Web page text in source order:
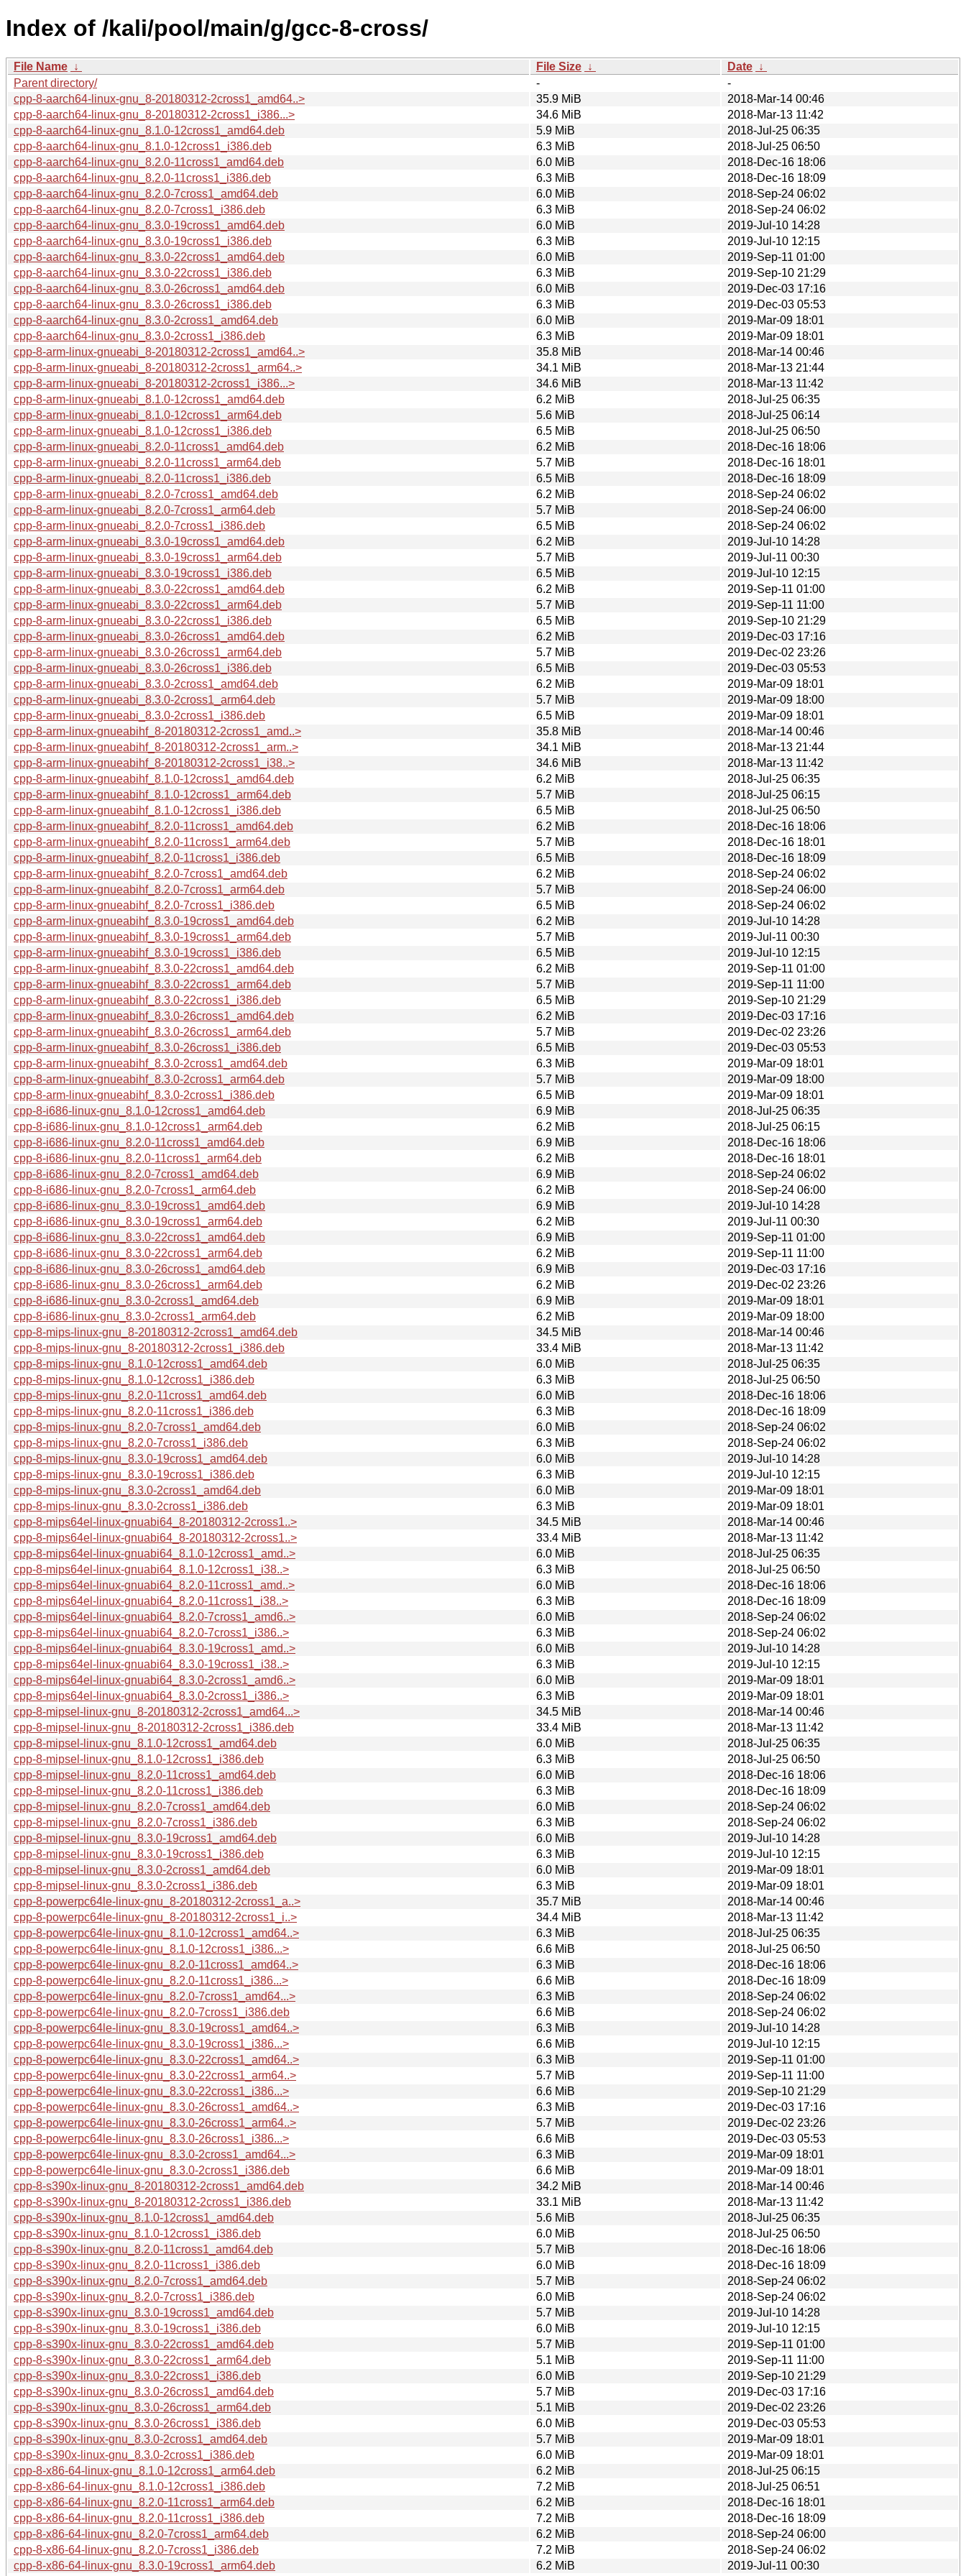
Index of /kali/pool/main/g/gcc-8-cross/
File Name ↓ File Size ↓ Date ↓
Parent directory/
-
-
cpp-8-aarch64-linux-gnu_8-20180312-2cross1_amd64..>
35.9 MiB
2018-Mar-14 00:46
cpp-8-aarch64-linux-gnu_8-20180312-2cross1_i386...>
34.6 MiB
2018-Mar-13 11:42
cpp-8-aarch64-linux-gnu_8.1.0-12cross1_amd64.deb
5.9 MiB
2018-Jul-25 06:35
cpp-8-aarch64-linux-gnu_8.1.0-12cross1_i386.deb
6.3 MiB
2018-Jul-25 06:50
cpp-8-aarch64-linux-gnu_8.2.0-11cross1_amd64.deb
6.0 MiB
2018-Dec-16 18:06
cpp-8-aarch64-linux-gnu_8.2.0-11cross1_i386.deb
6.3 MiB
2018-Dec-16 18:09
cpp-8-aarch64-linux-gnu_8.2.0-7cross1_amd64.deb
6.0 MiB
2018-Sep-24 06:02
cpp-8-aarch64-linux-gnu_8.2.0-7cross1_i386.deb
6.3 MiB
2018-Sep-24 06:02
cpp-8-aarch64-linux-gnu_8.3.0-19cross1_amd64.deb
6.0 MiB
2019-Jul-10 14:28
cpp-8-aarch64-linux-gnu_8.3.0-19cross1_i386.deb
6.3 MiB
2019-Jul-10 12:15
cpp-8-aarch64-linux-gnu_8.3.0-22cross1_amd64.deb
6.0 MiB
2019-Sep-11 01:00
cpp-8-aarch64-linux-gnu_8.3.0-22cross1_i386.deb
6.3 MiB
2019-Sep-10 21:29
cpp-8-aarch64-linux-gnu_8.3.0-26cross1_amd64.deb
6.0 MiB
2019-Dec-03 17:16
cpp-8-aarch64-linux-gnu_8.3.0-26cross1_i386.deb
6.3 MiB
2019-Dec-03 05:53
cpp-8-aarch64-linux-gnu_8.3.0-2cross1_amd64.deb
6.0 MiB
2019-Mar-09 18:01
cpp-8-aarch64-linux-gnu_8.3.0-2cross1_i386.deb
6.3 MiB
2019-Mar-09 18:01
cpp-8-arm-linux-gnueabi_8-20180312-2cross1_amd64..>
35.8 MiB
2018-Mar-14 00:46
cpp-8-arm-linux-gnueabi_8-20180312-2cross1_arm64..>
34.1 MiB
2018-Mar-13 21:44
cpp-8-arm-linux-gnueabi_8-20180312-2cross1_i386...>
34.6 MiB
2018-Mar-13 11:42
cpp-8-arm-linux-gnueabi_8.1.0-12cross1_amd64.deb
6.2 MiB
2018-Jul-25 06:35
cpp-8-arm-linux-gnueabi_8.1.0-12cross1_arm64.deb
5.6 MiB
2018-Jul-25 06:14
cpp-8-arm-linux-gnueabi_8.1.0-12cross1_i386.deb
6.5 MiB
2018-Jul-25 06:50
cpp-8-arm-linux-gnueabi_8.2.0-11cross1_amd64.deb
6.2 MiB
2018-Dec-16 18:06
cpp-8-arm-linux-gnueabi_8.2.0-11cross1_arm64.deb
5.7 MiB
2018-Dec-16 18:01
cpp-8-arm-linux-gnueabi_8.2.0-11cross1_i386.deb
6.5 MiB
2018-Dec-16 18:09
cpp-8-arm-linux-gnueabi_8.2.0-7cross1_amd64.deb
6.2 MiB
2018-Sep-24 06:02
cpp-8-arm-linux-gnueabi_8.2.0-7cross1_arm64.deb
5.7 MiB
2018-Sep-24 06:00
cpp-8-arm-linux-gnueabi_8.2.0-7cross1_i386.deb
6.5 MiB
2018-Sep-24 06:02
cpp-8-arm-linux-gnueabi_8.3.0-19cross1_amd64.deb
6.2 MiB
2019-Jul-10 14:28
cpp-8-arm-linux-gnueabi_8.3.0-19cross1_arm64.deb
5.7 MiB
2019-Jul-11 00:30
cpp-8-arm-linux-gnueabi_8.3.0-19cross1_i386.deb
6.5 MiB
2019-Jul-10 12:15
cpp-8-arm-linux-gnueabi_8.3.0-22cross1_amd64.deb
6.2 MiB
2019-Sep-11 01:00
cpp-8-arm-linux-gnueabi_8.3.0-22cross1_arm64.deb
5.7 MiB
2019-Sep-11 11:00
cpp-8-arm-linux-gnueabi_8.3.0-22cross1_i386.deb
6.5 MiB
2019-Sep-10 21:29
cpp-8-arm-linux-gnueabi_8.3.0-26cross1_amd64.deb
6.2 MiB
2019-Dec-03 17:16
cpp-8-arm-linux-gnueabi_8.3.0-26cross1_arm64.deb
5.7 MiB
2019-Dec-02 23:26
cpp-8-arm-linux-gnueabi_8.3.0-26cross1_i386.deb
6.5 MiB
2019-Dec-03 05:53
cpp-8-arm-linux-gnueabi_8.3.0-2cross1_amd64.deb
6.2 MiB
2019-Mar-09 18:01
cpp-8-arm-linux-gnueabi_8.3.0-2cross1_arm64.deb
5.7 MiB
2019-Mar-09 18:00
cpp-8-arm-linux-gnueabi_8.3.0-2cross1_i386.deb
6.5 MiB
2019-Mar-09 18:01
cpp-8-arm-linux-gnueabihf_8-20180312-2cross1_amd..>
35.8 MiB
2018-Mar-14 00:46
cpp-8-arm-linux-gnueabihf_8-20180312-2cross1_arm..>
34.1 MiB
2018-Mar-13 21:44
cpp-8-arm-linux-gnueabihf_8-20180312-2cross1_i38..>
34.6 MiB
2018-Mar-13 11:42
cpp-8-arm-linux-gnueabihf_8.1.0-12cross1_amd64.deb
6.2 MiB
2018-Jul-25 06:35
cpp-8-arm-linux-gnueabihf_8.1.0-12cross1_arm64.deb
5.7 MiB
2018-Jul-25 06:15
cpp-8-arm-linux-gnueabihf_8.1.0-12cross1_i386.deb
6.5 MiB
2018-Jul-25 06:50
cpp-8-arm-linux-gnueabihf_8.2.0-11cross1_amd64.deb
6.2 MiB
2018-Dec-16 18:06
cpp-8-arm-linux-gnueabihf_8.2.0-11cross1_arm64.deb
5.7 MiB
2018-Dec-16 18:01
cpp-8-arm-linux-gnueabihf_8.2.0-11cross1_i386.deb
6.5 MiB
2018-Dec-16 18:09
cpp-8-arm-linux-gnueabihf_8.2.0-7cross1_amd64.deb
6.2 MiB
2018-Sep-24 06:02
cpp-8-arm-linux-gnueabihf_8.2.0-7cross1_arm64.deb
5.7 MiB
2018-Sep-24 06:00
cpp-8-arm-linux-gnueabihf_8.2.0-7cross1_i386.deb
6.5 MiB
2018-Sep-24 06:02
cpp-8-arm-linux-gnueabihf_8.3.0-19cross1_amd64.deb
6.2 MiB
2019-Jul-10 14:28
cpp-8-arm-linux-gnueabihf_8.3.0-19cross1_arm64.deb
5.7 MiB
2019-Jul-11 00:30
cpp-8-arm-linux-gnueabihf_8.3.0-19cross1_i386.deb
6.5 MiB
2019-Jul-10 12:15
cpp-8-arm-linux-gnueabihf_8.3.0-22cross1_amd64.deb
6.2 MiB
2019-Sep-11 01:00
cpp-8-arm-linux-gnueabihf_8.3.0-22cross1_arm64.deb
5.7 MiB
2019-Sep-11 11:00
cpp-8-arm-linux-gnueabihf_8.3.0-22cross1_i386.deb
6.5 MiB
2019-Sep-10 21:29
cpp-8-arm-linux-gnueabihf_8.3.0-26cross1_amd64.deb
6.2 MiB
2019-Dec-03 17:16
cpp-8-arm-linux-gnueabihf_8.3.0-26cross1_arm64.deb
5.7 MiB
2019-Dec-02 23:26
cpp-8-arm-linux-gnueabihf_8.3.0-26cross1_i386.deb
6.5 MiB
2019-Dec-03 05:53
cpp-8-arm-linux-gnueabihf_8.3.0-2cross1_amd64.deb
6.3 MiB
2019-Mar-09 18:01
cpp-8-arm-linux-gnueabihf_8.3.0-2cross1_arm64.deb
5.7 MiB
2019-Mar-09 18:00
cpp-8-arm-linux-gnueabihf_8.3.0-2cross1_i386.deb
6.5 MiB
2019-Mar-09 18:01
cpp-8-i686-linux-gnu_8.1.0-12cross1_amd64.deb
6.9 MiB
2018-Jul-25 06:35
cpp-8-i686-linux-gnu_8.1.0-12cross1_arm64.deb
6.2 MiB
2018-Jul-25 06:15
cpp-8-i686-linux-gnu_8.2.0-11cross1_amd64.deb
6.9 MiB
2018-Dec-16 18:06
cpp-8-i686-linux-gnu_8.2.0-11cross1_arm64.deb
6.2 MiB
2018-Dec-16 18:01
cpp-8-i686-linux-gnu_8.2.0-7cross1_amd64.deb
6.9 MiB
2018-Sep-24 06:02
cpp-8-i686-linux-gnu_8.2.0-7cross1_arm64.deb
6.2 MiB
2018-Sep-24 06:00
cpp-8-i686-linux-gnu_8.3.0-19cross1_amd64.deb
6.9 MiB
2019-Jul-10 14:28
cpp-8-i686-linux-gnu_8.3.0-19cross1_arm64.deb
6.2 MiB
2019-Jul-11 00:30
cpp-8-i686-linux-gnu_8.3.0-22cross1_amd64.deb
6.9 MiB
2019-Sep-11 01:00
cpp-8-i686-linux-gnu_8.3.0-22cross1_arm64.deb
6.2 MiB
2019-Sep-11 11:00
cpp-8-i686-linux-gnu_8.3.0-26cross1_amd64.deb
6.9 MiB
2019-Dec-03 17:16
cpp-8-i686-linux-gnu_8.3.0-26cross1_arm64.deb
6.2 MiB
2019-Dec-02 23:26
cpp-8-i686-linux-gnu_8.3.0-2cross1_amd64.deb
6.9 MiB
2019-Mar-09 18:01
cpp-8-i686-linux-gnu_8.3.0-2cross1_arm64.deb
6.2 MiB
2019-Mar-09 18:00
cpp-8-mips-linux-gnu_8-20180312-2cross1_amd64.deb
34.5 MiB
2018-Mar-14 00:46
cpp-8-mips-linux-gnu_8-20180312-2cross1_i386.deb
33.4 MiB
2018-Mar-13 11:42
cpp-8-mips-linux-gnu_8.1.0-12cross1_amd64.deb
6.0 MiB
2018-Jul-25 06:35
cpp-8-mips-linux-gnu_8.1.0-12cross1_i386.deb
6.3 MiB
2018-Jul-25 06:50
cpp-8-mips-linux-gnu_8.2.0-11cross1_amd64.deb
6.0 MiB
2018-Dec-16 18:06
cpp-8-mips-linux-gnu_8.2.0-11cross1_i386.deb
6.3 MiB
2018-Dec-16 18:09
cpp-8-mips-linux-gnu_8.2.0-7cross1_amd64.deb
6.0 MiB
2018-Sep-24 06:02
cpp-8-mips-linux-gnu_8.2.0-7cross1_i386.deb
6.3 MiB
2018-Sep-24 06:02
cpp-8-mips-linux-gnu_8.3.0-19cross1_amd64.deb
6.0 MiB
2019-Jul-10 14:28
cpp-8-mips-linux-gnu_8.3.0-19cross1_i386.deb
6.3 MiB
2019-Jul-10 12:15
cpp-8-mips-linux-gnu_8.3.0-2cross1_amd64.deb
6.0 MiB
2019-Mar-09 18:01
cpp-8-mips-linux-gnu_8.3.0-2cross1_i386.deb
6.3 MiB
2019-Mar-09 18:01
cpp-8-mips64el-linux-gnuabi64_8-20180312-2cross1..>
34.5 MiB
2018-Mar-14 00:46
cpp-8-mips64el-linux-gnuabi64_8-20180312-2cross1..>
33.4 MiB
2018-Mar-13 11:42
cpp-8-mips64el-linux-gnuabi64_8.1.0-12cross1_amd..>
6.0 MiB
2018-Jul-25 06:35
cpp-8-mips64el-linux-gnuabi64_8.1.0-12cross1_i38..>
6.3 MiB
2018-Jul-25 06:50
cpp-8-mips64el-linux-gnuabi64_8.2.0-11cross1_amd..>
6.0 MiB
2018-Dec-16 18:06
cpp-8-mips64el-linux-gnuabi64_8.2.0-11cross1_i38..>
6.3 MiB
2018-Dec-16 18:09
cpp-8-mips64el-linux-gnuabi64_8.2.0-7cross1_amd6..>
6.0 MiB
2018-Sep-24 06:02
cpp-8-mips64el-linux-gnuabi64_8.2.0-7cross1_i386..>
6.3 MiB
2018-Sep-24 06:02
cpp-8-mips64el-linux-gnuabi64_8.3.0-19cross1_amd..>
6.0 MiB
2019-Jul-10 14:28
cpp-8-mips64el-linux-gnuabi64_8.3.0-19cross1_i38..>
6.3 MiB
2019-Jul-10 12:15
cpp-8-mips64el-linux-gnuabi64_8.3.0-2cross1_amd6..>
6.0 MiB
2019-Mar-09 18:01
cpp-8-mips64el-linux-gnuabi64_8.3.0-2cross1_i386..>
6.3 MiB
2019-Mar-09 18:01
cpp-8-mipsel-linux-gnu_8-20180312-2cross1_amd64...>
34.5 MiB
2018-Mar-14 00:46
cpp-8-mipsel-linux-gnu_8-20180312-2cross1_i386.deb
33.4 MiB
2018-Mar-13 11:42
cpp-8-mipsel-linux-gnu_8.1.0-12cross1_amd64.deb
6.0 MiB
2018-Jul-25 06:35
cpp-8-mipsel-linux-gnu_8.1.0-12cross1_i386.deb
6.3 MiB
2018-Jul-25 06:50
cpp-8-mipsel-linux-gnu_8.2.0-11cross1_amd64.deb
6.0 MiB
2018-Dec-16 18:06
cpp-8-mipsel-linux-gnu_8.2.0-11cross1_i386.deb
6.3 MiB
2018-Dec-16 18:09
cpp-8-mipsel-linux-gnu_8.2.0-7cross1_amd64.deb
6.0 MiB
2018-Sep-24 06:02
cpp-8-mipsel-linux-gnu_8.2.0-7cross1_i386.deb
6.3 MiB
2018-Sep-24 06:02
cpp-8-mipsel-linux-gnu_8.3.0-19cross1_amd64.deb
6.0 MiB
2019-Jul-10 14:28
cpp-8-mipsel-linux-gnu_8.3.0-19cross1_i386.deb
6.3 MiB
2019-Jul-10 12:15
cpp-8-mipsel-linux-gnu_8.3.0-2cross1_amd64.deb
6.0 MiB
2019-Mar-09 18:01
cpp-8-mipsel-linux-gnu_8.3.0-2cross1_i386.deb
6.3 MiB
2019-Mar-09 18:01
cpp-8-powerpc64le-linux-gnu_8-20180312-2cross1_a..>
35.7 MiB
2018-Mar-14 00:46
cpp-8-powerpc64le-linux-gnu_8-20180312-2cross1_i..>
34.4 MiB
2018-Mar-13 11:42
cpp-8-powerpc64le-linux-gnu_8.1.0-12cross1_amd64..>
6.3 MiB
2018-Jul-25 06:35
cpp-8-powerpc64le-linux-gnu_8.1.0-12cross1_i386...>
6.6 MiB
2018-Jul-25 06:50
cpp-8-powerpc64le-linux-gnu_8.2.0-11cross1_amd64..>
6.3 MiB
2018-Dec-16 18:06
cpp-8-powerpc64le-linux-gnu_8.2.0-11cross1_i386...>
6.6 MiB
2018-Dec-16 18:09
cpp-8-powerpc64le-linux-gnu_8.2.0-7cross1_amd64...>
6.3 MiB
2018-Sep-24 06:02
cpp-8-powerpc64le-linux-gnu_8.2.0-7cross1_i386.deb
6.6 MiB
2018-Sep-24 06:02
cpp-8-powerpc64le-linux-gnu_8.3.0-19cross1_amd64..>
6.3 MiB
2019-Jul-10 14:28
cpp-8-powerpc64le-linux-gnu_8.3.0-19cross1_i386...>
6.6 MiB
2019-Jul-10 12:15
cpp-8-powerpc64le-linux-gnu_8.3.0-22cross1_amd64..>
6.3 MiB
2019-Sep-11 01:00
cpp-8-powerpc64le-linux-gnu_8.3.0-22cross1_arm64..>
5.7 MiB
2019-Sep-11 11:00
cpp-8-powerpc64le-linux-gnu_8.3.0-22cross1_i386...>
6.6 MiB
2019-Sep-10 21:29
cpp-8-powerpc64le-linux-gnu_8.3.0-26cross1_amd64..>
6.3 MiB
2019-Dec-03 17:16
cpp-8-powerpc64le-linux-gnu_8.3.0-26cross1_arm64..>
5.7 MiB
2019-Dec-02 23:26
cpp-8-powerpc64le-linux-gnu_8.3.0-26cross1_i386...>
6.6 MiB
2019-Dec-03 05:53
cpp-8-powerpc64le-linux-gnu_8.3.0-2cross1_amd64...>
6.3 MiB
2019-Mar-09 18:01
cpp-8-powerpc64le-linux-gnu_8.3.0-2cross1_i386.deb
6.6 MiB
2019-Mar-09 18:01
cpp-8-s390x-linux-gnu_8-20180312-2cross1_amd64.deb
34.2 MiB
2018-Mar-14 00:46
cpp-8-s390x-linux-gnu_8-20180312-2cross1_i386.deb
33.1 MiB
2018-Mar-13 11:42
cpp-8-s390x-linux-gnu_8.1.0-12cross1_amd64.deb
5.6 MiB
2018-Jul-25 06:35
cpp-8-s390x-linux-gnu_8.1.0-12cross1_i386.deb
6.0 MiB
2018-Jul-25 06:50
cpp-8-s390x-linux-gnu_8.2.0-11cross1_amd64.deb
5.7 MiB
2018-Dec-16 18:06
cpp-8-s390x-linux-gnu_8.2.0-11cross1_i386.deb
6.0 MiB
2018-Dec-16 18:09
cpp-8-s390x-linux-gnu_8.2.0-7cross1_amd64.deb
5.7 MiB
2018-Sep-24 06:02
cpp-8-s390x-linux-gnu_8.2.0-7cross1_i386.deb
6.0 MiB
2018-Sep-24 06:02
cpp-8-s390x-linux-gnu_8.3.0-19cross1_amd64.deb
5.7 MiB
2019-Jul-10 14:28
cpp-8-s390x-linux-gnu_8.3.0-19cross1_i386.deb
6.0 MiB
2019-Jul-10 12:15
cpp-8-s390x-linux-gnu_8.3.0-22cross1_amd64.deb
5.7 MiB
2019-Sep-11 01:00
cpp-8-s390x-linux-gnu_8.3.0-22cross1_arm64.deb
5.1 MiB
2019-Sep-11 11:00
cpp-8-s390x-linux-gnu_8.3.0-22cross1_i386.deb
6.0 MiB
2019-Sep-10 21:29
cpp-8-s390x-linux-gnu_8.3.0-26cross1_amd64.deb
5.7 MiB
2019-Dec-03 17:16
cpp-8-s390x-linux-gnu_8.3.0-26cross1_arm64.deb
5.1 MiB
2019-Dec-02 23:26
cpp-8-s390x-linux-gnu_8.3.0-26cross1_i386.deb
6.0 MiB
2019-Dec-03 05:53
cpp-8-s390x-linux-gnu_8.3.0-2cross1_amd64.deb
5.7 MiB
2019-Mar-09 18:01
cpp-8-s390x-linux-gnu_8.3.0-2cross1_i386.deb
6.0 MiB
2019-Mar-09 18:01
cpp-8-x86-64-linux-gnu_8.1.0-12cross1_arm64.deb
6.2 MiB
2018-Jul-25 06:15
cpp-8-x86-64-linux-gnu_8.1.0-12cross1_i386.deb
7.2 MiB
2018-Jul-25 06:51
cpp-8-x86-64-linux-gnu_8.2.0-11cross1_arm64.deb
6.2 MiB
2018-Dec-16 18:01
cpp-8-x86-64-linux-gnu_8.2.0-11cross1_i386.deb
7.2 MiB
2018-Dec-16 18:09
cpp-8-x86-64-linux-gnu_8.2.0-7cross1_arm64.deb
6.2 MiB
2018-Sep-24 06:00
cpp-8-x86-64-linux-gnu_8.2.0-7cross1_i386.deb
7.2 MiB
2018-Sep-24 06:02
cpp-8-x86-64-linux-gnu_8.3.0-19cross1_arm64.deb
6.2 MiB
2019-Jul-11 00:30